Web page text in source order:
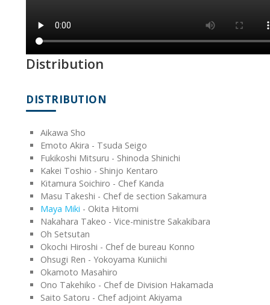
Distribution
DISTRIBUTION
Aikawa Sho
Emoto Akira - Tsuda Seigo
Fukikoshi Mitsuru - Shinoda Shinichi
Kakei Toshio - Shinjo Kentaro
Kitamura Soichiro - Chef Kanda
Masu Takeshi - Chef de section Sakamura
Maya Miki - Okita Hitomi
Nakahara Takeo - Vice-ministre Sakakibara
Oh Setsutan
Okochi Hiroshi - Chef de bureau Konno
Ohsugi Ren - Yokoyama Kuniichi
Okamoto Masahiro
Ono Takehiko - Chef de Division Hakamada
Saito Satoru - Chef adjoint Akiyama